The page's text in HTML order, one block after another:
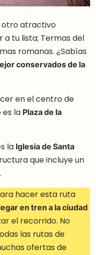
otro atractivo
tu lista; Termas del
romanas. ¿Sabías
conservados de la
en el centro de
la Plaza de la
la Iglesia de Santa
que incluye un
hacer esta ruta
en tren a la ciudad
el recorrido. No
las rutas de
ofertas de